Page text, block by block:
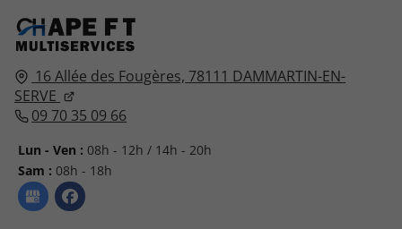
16 Allée des Fougères, 78111 DAMMARTIN-EN-
SERVE
09 70 35 09 66
Lun - Ven : 08h - 12h / 14h - 20h
Sam : 08h - 18h